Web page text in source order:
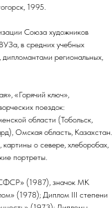
1995.
Союза художников
в средних учебных
региональных,
«Горячий ключ»,
поездок:
области (Тобольск,
Омская область, Казахстан.
о севере, хлеборобах,
портреты.
(1987), значок МК
(1978); Диплом III степени